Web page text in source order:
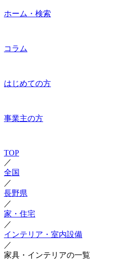
ホーム・検索
コラム
はじめての方
事業主の方
TOP
／
全国
／
長野県
／
家・住宅
／
インテリア・室内設備
／
家具・インテリアの一覧